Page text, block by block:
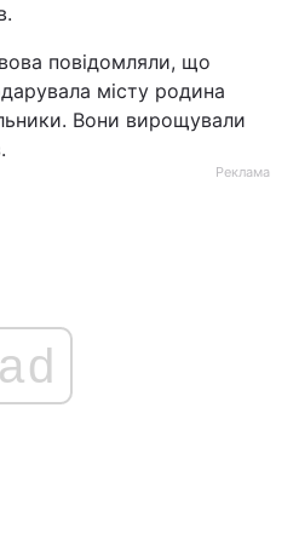
повідомляли, що
місту родина
Вони вирощували
Реклама
ad